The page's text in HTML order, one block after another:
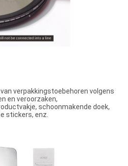
verpakkingstoebehoren volgens
en veroorzaken,
schoonmakende doek,
stickers, enz.